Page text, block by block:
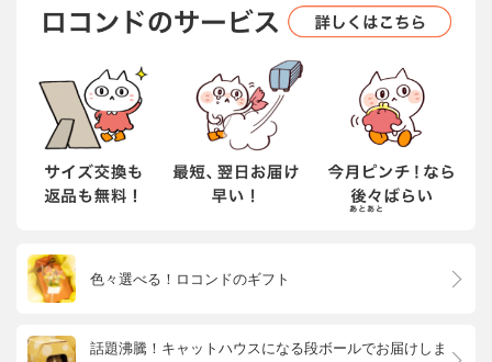
色々選べる！ロコンドのギフト
話題沸騰！キャットハウスになる段ボールでお届けしま